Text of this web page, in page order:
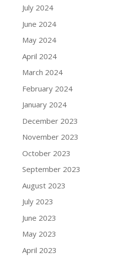
July 2024
June 2024
May 2024
April 2024
March 2024
February 2024
January 2024
December 2023
November 2023
October 2023
September 2023
August 2023
July 2023
June 2023
May 2023
April 2023